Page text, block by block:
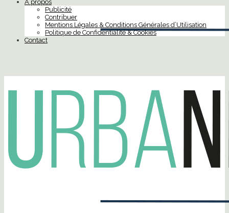
À propos
Publicité
Contribuer
Mentions Légales & Conditions Générales d’Utilisation
Politique de Confidentialité & Cookies
Contact